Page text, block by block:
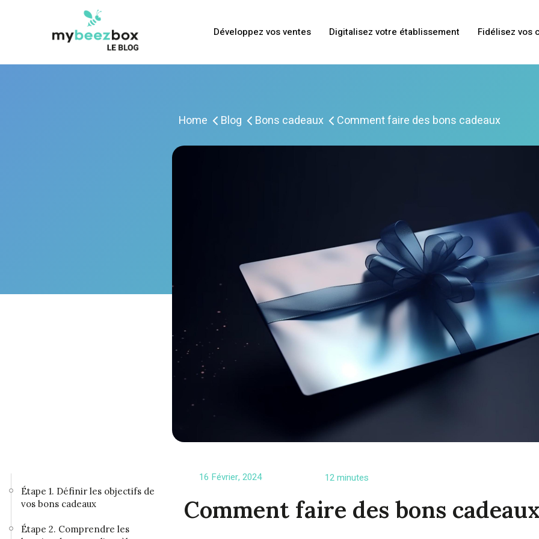
Développez vos ventes Digitalisez votre établissement Fidélisez vos
Home Blog Bons cadeaux Comment faire des bons cadeaux
Étape 1. Définir les objectifs de
vos bons cadeaux
Étape 2. Comprendre les
16 Février, 2024 12 minutes
Comment faire des bons